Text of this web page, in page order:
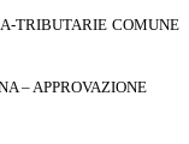
TRIBUTARIE COMUNE
– APPROVAZIONE